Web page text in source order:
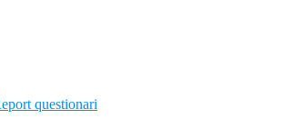
questionari